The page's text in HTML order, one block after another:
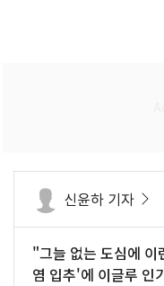
신윤하 기자
"그늘 없는 도심에
염 입추'에 이글루 인